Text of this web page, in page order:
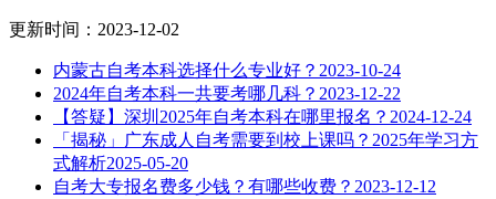
更新时间：2023-12-02
内蒙古自考本科选择什么专业好？ 2023-10-24
2024年自考本科一共要考哪几科？ 2023-12-22
【答疑】深圳2025年自考本科在哪里报名？ 2024-12-24
「揭秘」广东成人自考需要到校上课吗？2025年学习方
式解析2025-05-20
自考大专报名费多少钱？有哪些收费？ 2023-12-12